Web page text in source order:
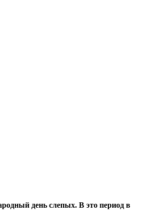
день слепых. В это период в